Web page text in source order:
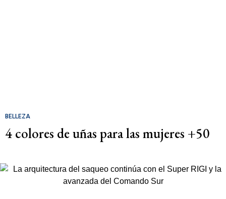
BELLEZA
4 colores de uñas para las mujeres +50